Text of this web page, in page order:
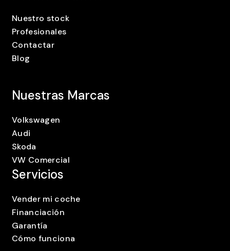
Nuestro stock
Profesionales
Contactar
Blog
Nuestras Marcas
Volkswagen
Audi
Skoda
VW Comercial
Servicios
Vender mi coche
Financiación
Garantía
Cómo funciona